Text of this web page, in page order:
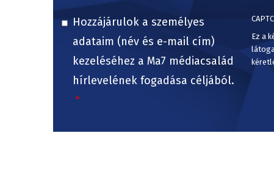
Hozzájárulok a személyes
adataim (név és e-mail cím)
kezeléséhez a Ma7 médiacsalád
hírlevelének fogadása céljából.
Ez a